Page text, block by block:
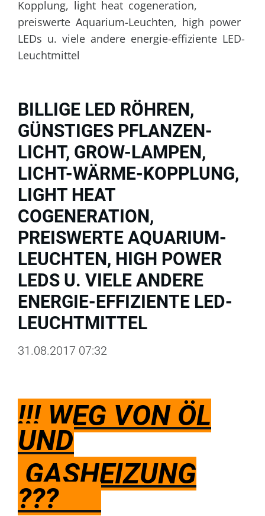
Kopplung, light heat cogeneration,
preiswerte Aquarium-Leuchten, high power
LEDs u. viele andere energie-effiziente LED-
Leuchtmittel
BILLIGE LED RÖHREN,
GÜNSTIGES PFLANZEN-
LICHT, GROW-LAMPEN,
LICHT-WÄRME-KOPPLUNG,
LIGHT HEAT
COGENERATION,
PREISWERTE AQUARIUM-
LEUCHTEN, HIGH POWER
LEDS U. VIELE ANDERE
ENERGIE-EFFIZIENTE LED-
LEUCHTMITTEL
31.08.2017 07:32
!!! WEG VON ÖL
UND
GASHEIZUNG
???